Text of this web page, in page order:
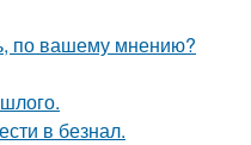
по вашему мнению?
в безнал.